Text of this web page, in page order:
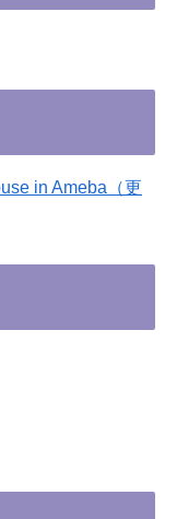
in Ameba（更